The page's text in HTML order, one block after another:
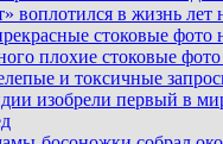
воплотился в жизнь лет
стоковые фото
плохие стоковые
и токсичные
изобрели первый в